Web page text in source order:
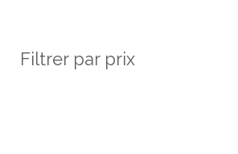
Filtrer par prix